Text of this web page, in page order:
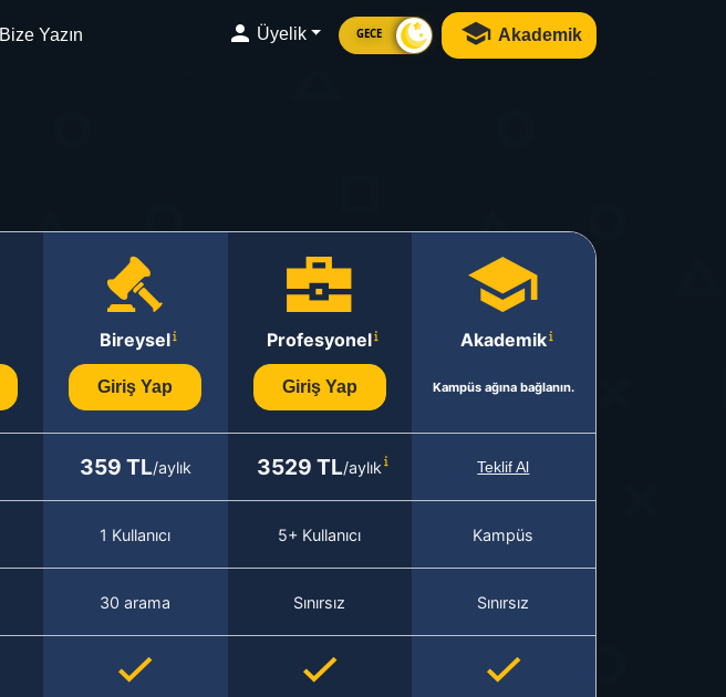
Bize Yazın Üyelik GECE Akademik
Bireysel
Giriş Yap
Profesyonel
Giriş Yap
Akademik
Kampüs ağına bağlanın.
359 TL/aylık 3529 TL/aylık Teklif Al
1 Kullanıcı 5+ Kullanıcı Kampüs
30 arama Sınırsız Sınırsız